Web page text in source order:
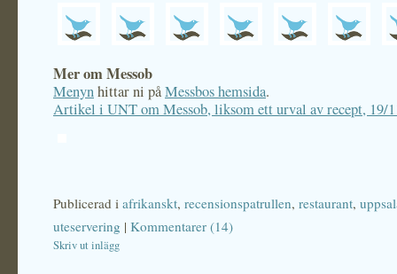
Mer om Messob
Menynhittar ni påMessbos hemsida.
Artikel i UNT om Messob, liksom ett urval av recept, 19/
Publicerad i afrikanskt, recensionspatrullen, restaurant,
uteservering | Kommentarer (14)
Skriv ut inlägg